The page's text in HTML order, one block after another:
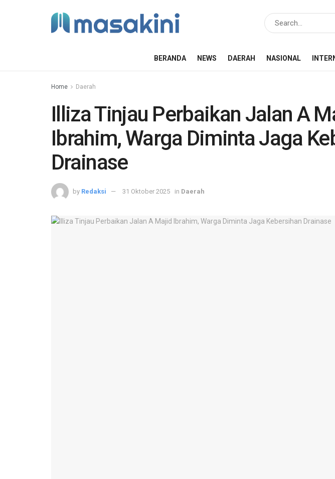
BERANDA NEWS DAERAH NASIONAL
Home Daerah
Illiza Tinjau Perbaikan Jalan A
Ibrahim, Warga Diminta Jaga
Drainase
by Redaksi 31 Oktober 2025 in Daerah